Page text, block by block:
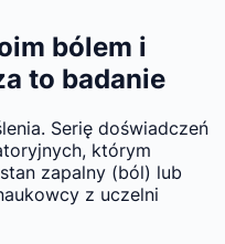
bólem i
to badanie
Serię doświadczeń
którym
zapalny (ból) lub
z uczelni